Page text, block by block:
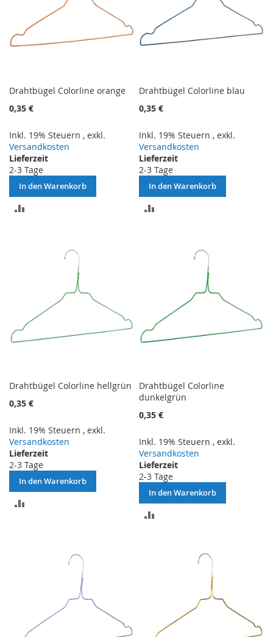
Drahtbügel Colorline orange
0,35 €
Inkl. 19% Steuern , exkl.
Versandkosten
Lieferzeit
2-3 Tage
In den Warenkorb
HINZUFÜGEN
Drahtbügel Colorline blau
0,35 €
Inkl. 19% Steuern ,exkl.
Versandkosten
Lieferzeit
2-3 Tage
In den Warenkorb
HINZUFÜGEN
Drahtbügel Colorline hellgrün
0,35 €
Inkl. 19% Steuern , exkl.
Versandkosten
Lieferzeit
2-3 Tage
In den Warenkorb
Drahtbügel Colorline
dunkelgrün
0,35 €
Inkl. 19% Steuern ,exkl.
Versandkosten
Lieferzeit
2-3 Tage
In den Warenkorb
HINZUFÜGEN